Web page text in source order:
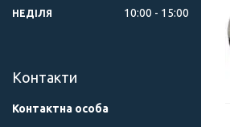
НЕДІЛЯ 10:00 15:00
Контакти